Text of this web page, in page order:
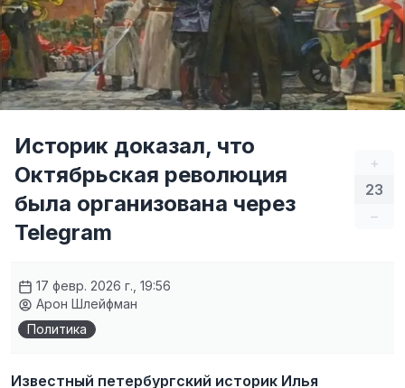
+
23
–
Историк доказал, что
Октябрьская революция
была организована через
Telegram
17 февр. 2026 г., 19:56
Арон Шлейфман
Политика
Известный петербургский историк Илья